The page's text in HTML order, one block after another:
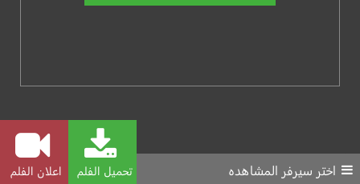
تحميل الفلم اعلان الفلم اختر سيرفر المشاهده